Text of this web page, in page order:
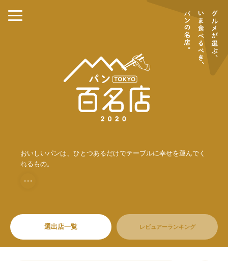
おいしいパンは、ひとつあるだけでテーブルに幸せを運んでく
れるもの。
・・・
選出店一覧 レビュアーランキング